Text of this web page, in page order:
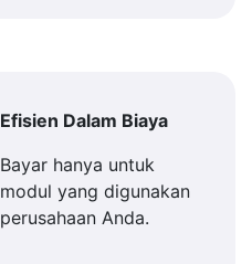
Efisien Dalam Biaya
Bayar hanya untuk
modul yang digunakan
perusahaan Anda.